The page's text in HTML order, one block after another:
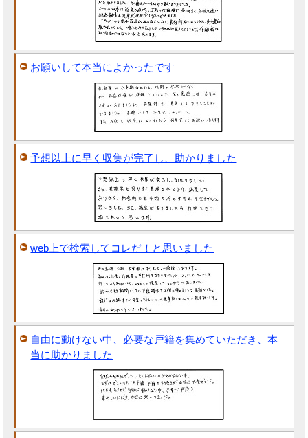
お願いして本当によかったです
予想以上に早く収集が完了し、助かりました
web上で検索してコレだ！と思いました
自由に動けない中、必要な戸籍を集めていただき、本
当に助かりました